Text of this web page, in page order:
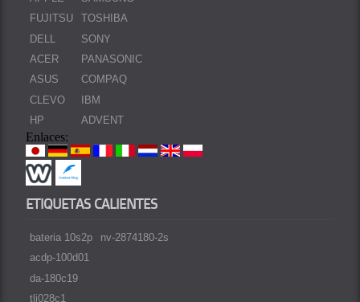
FUJITSU
DELL
ACER
ASUS
CLEVO
HP
TOSHIBA
SONY
PANASONIC
COMPAQ
IBM
ADVENT
Enlaces:
ETIQUETAS CALIENTES
bateria 10s2p
acdp-100d01
da-180c19
tli028c1
nv-2874180-2s